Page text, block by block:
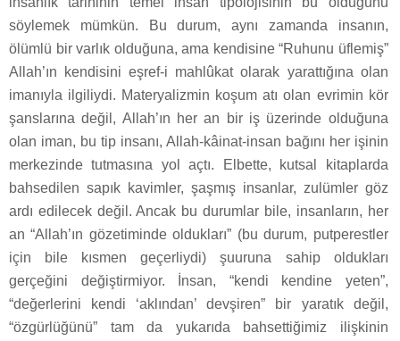
söylemek mümkün. Bu durum, aynı zamanda insanın,
ölümlü bir varlık olduğuna, ama kendisine “Ruhunu üflemiş”
Allah’ın kendisini eşref-i mahlûkat olarak yarattığına olan
imanıyla ilgiliydi. Materyalizmin koşum atı olan evrimin kör
şanslarına değil, Allah’ın her an bir iş üzerinde olduğuna
olan iman, bu tip insanı, Allah-kâinat-insan bağını her işinin
merkezinde tutmasına yol açtı. Elbette, kutsal kitaplarda
bahsedilen sapık kavimler, şaşmış insanlar, zulümler göz
ardı edilecek değil. Ancak bu durumlar bile, insanların, her
an “Allah’ın gözetiminde oldukları” (bu durum, putperestler
için bile kısmen geçerliydi) şuuruna sahip oldukları
gerçeğini değiştirmiyor. İnsan, “kendi kendine yeten”,
“değerlerini kendi ‘aklından’ devşiren” bir yaratık değil,
“özgürlüğünü” tam da yukarıda bahsettiğimiz ilişkinin